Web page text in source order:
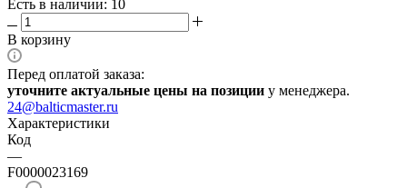
Есть в наличии: 10
В корзину
Перед оплатой заказа:
уточните актуальные цены на позиции у менеджера.
24@balticmaster.ru
Характеристики
Код
—
F0000023169